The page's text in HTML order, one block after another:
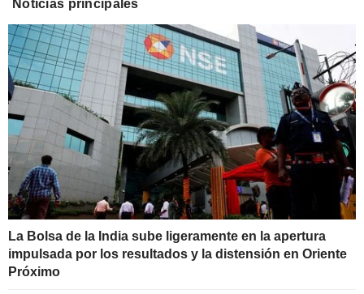
Noticias principales
La Bolsa de la India sube ligeramente en la apertura
impulsada por los resultados y la distensión en Oriente
Próximo